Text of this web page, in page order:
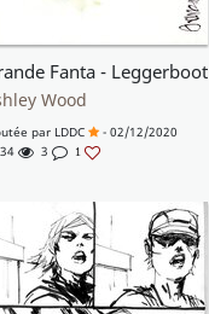
Fanta - Leggerboot
Wood
par LDDC
- 02/12/2020
3 1